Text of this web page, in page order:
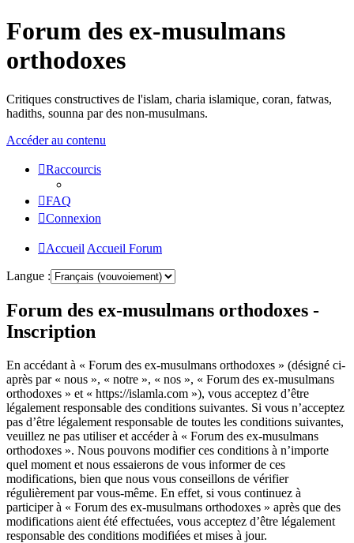
Forum des ex-musulmans
orthodoxes
Critiques constructives de l'islam, charia islamique, coran, fatwas,
hadiths, sounna par des non-musulmans.
Accéder au contenu
Raccourcis
FAQ
Connexion
Accueil Accueil Forum
Langue :
Forum des ex-musulmans orthodoxes -
Inscription
En accédant à « Forum des ex-musulmans orthodoxes » (désigné ci-
après par « nous », « notre », « nos », « Forum des ex-musulmans
orthodoxes » et « https://islamla.com »), vous acceptez d’être
légalement responsable des conditions suivantes. Si vous n’acceptez
pas d’être légalement responsable de toutes les conditions suivantes,
veuillez ne pas utiliser et accéder à « Forum des ex-musulmans
orthodoxes ». Nous pouvons modifier ces conditions à n’importe
quel moment et nous essaierons de vous informer de ces
modifications, bien que nous vous conseillons de vérifier
régulièrement par vous-même. En effet, si vous continuez à
participer à « Forum des ex-musulmans orthodoxes » après que des
modifications aient été effectuées, vous acceptez d’être légalement
responsable des conditions modifiées et mises à jour.